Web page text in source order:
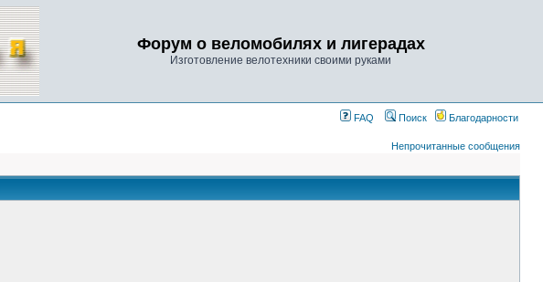
Форум о веломобилях и лигерадах
Изготовление велотехники своими руками
FAQ Поиск Благодарности
Непрочитанные сообщения